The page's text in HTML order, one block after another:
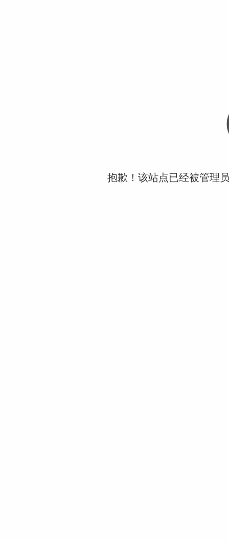
抱歉！该站点已经被管理